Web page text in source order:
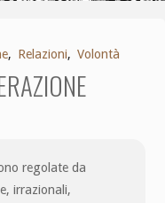
, Relazioni, Volontà
regolate da
irrazionali,